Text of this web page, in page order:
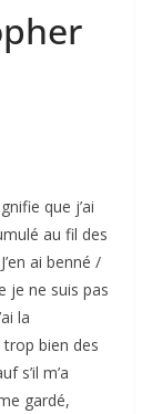
que j’ai
au fil des
ai benné /
je ne suis pas
la
bien des
s’il m’a
gardé,